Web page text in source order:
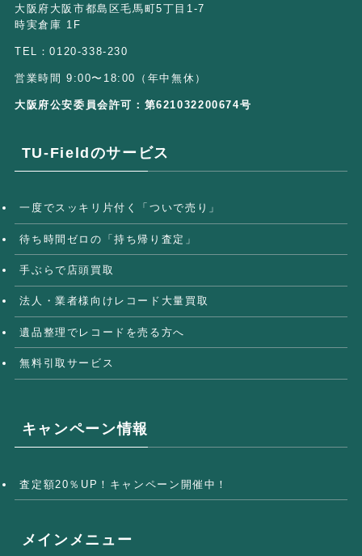
大阪府大阪市都島区毛馬町5丁目1-7
時実倉庫 1F
TEL：0120-338-230
営業時間 9:00〜18:00（年中無休）
大阪府公安委員会許可：第621032200674号
TU-Fieldのサービス
一度でスッキリ片付く「ついで売り」
待ち時間ゼロの「持ち帰り査定」
手ぶらで店頭買取
法人・業者様向けレコード大量買取
遺品整理でレコードを売る方へ
無料引取サービス
キャンペーン情報
査定額20％UP！キャンペーン開催中！
メインメニュー